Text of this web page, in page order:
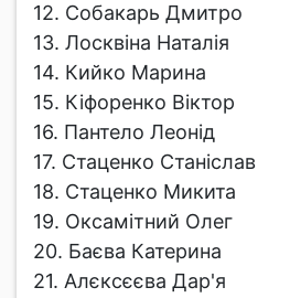
12. Собакарь Дмитро
13. Лосквіна Наталія
14. Кийко Марина
15. Кіфоренко Віктор
16. Пантело Леонід
17. Стаценко Станіслав
18. Стаценко Микита
19. Оксамітний Олег
20. Баєва Катерина
21. Алєксєєва Дар'я